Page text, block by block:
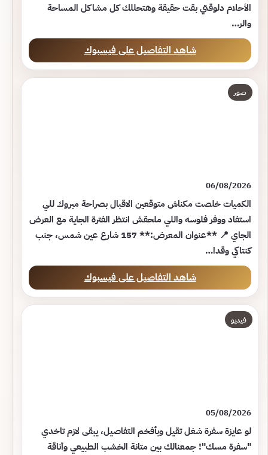
الأحلام دلوقتي بقت حقيقة وهتحللك كل مشاكل المساحة
والر…
شاهد التفاصيل على فيسبوك
صور
06/08/2026
الكميات خلصت مكناش متوقعين الاقبال بصراحة مبروك للي
استفاد ووفر فلوسه واللي ملحقش انتظر الفترة الجاية مع العرض
الجاي 📍 **عنوان المعرض:** 157 شارع عين شمس، جنب
كنتاكي وقدا…
شاهد التفاصيل على فيسبوك
فيديو
05/08/2026
لو عايزة سفرة شغل تقيل وبأفخم التفاصيل، يبقى لازم تاخدي
"سفرة مسك"! جمعنالك بين متانة الخشب الطبيعي وأناقة